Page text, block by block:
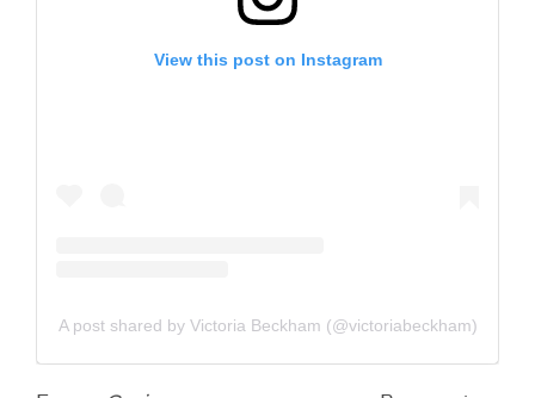
View this post on Instagram
A post shared by Victoria Beckham (@victoriabeckham)